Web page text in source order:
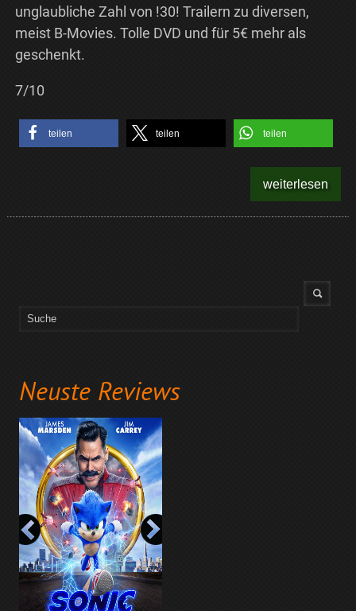
Neuste Reviews
unglaubliche Zahl von !30! Trailern zu diversen,
meist B-Movies. Tolle DVD und für 5€ mehr als
geschenkt.
7/10
teilen teilen teilen
weiterlesen